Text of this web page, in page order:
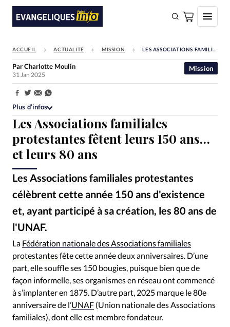
FAIRE UN DON
Faire un don
Eglises
Société
Bible
Toute l'actualité
Se connecter
Devise: CHF
RUBRIQUES
Toute l'actualité Bible Culture
Economie
Eglises
Histoire Laicité
Liberté religieuse
Mission
Monde People Politique
Religions
Société
ACCUEIL ACTUALITÉ MISSION LES ASSOCIATIONS FAMILIALES PROTESTANTES FÊTENT LEURS 150 ANS… ET LEURS 80 ANS
Les Associations familiales
protestantes fêtent leurs 150 ans…
et leurs 80 ans
Les Associations familiales protestantes
célèbrent cette année 150 ans d'existence
et, ayant participé à sa création, les 80 ans de
l'UNAF.
Mission
ParCharlotte Moulin
31 Jan 2025
Partager:
Plus d’infos
La Fédération nationale des Associations familiales
protestantesfête cette année deux anniversaires. D’une
part, elle souffle ses 150 bougies, puisque bien que de
façon informelle, ses organismes en réseau ont commencé
à s’implanter en 1875. D’autre part, 2025 marque le 80e
anniversaire de l’UNAF (Union nationale des Associations
familiales), dont elle est membre fondateur.